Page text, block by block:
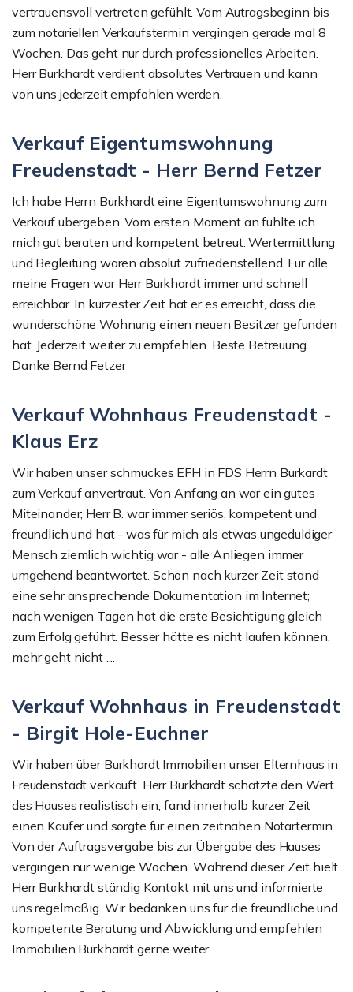
vertrauensvoll vertreten gefühlt. Vom Autragsbeginn bis
zum notariellen Verkaufstermin vergingen gerade mal 8
Wochen. Das geht nur durch professionelles Arbeiten.
Herr Burkhardt verdient absolutes Vertrauen und kann
von uns jederzeit empfohlen werden.
Verkauf Eigentumswohnung
Freudenstadt - Herr Bernd Fetzer
Ich habe Herrn Burkhardt eine Eigentumswohnung zum
Verkauf übergeben. Vom ersten Moment an fühlte ich
mich gut beraten und kompetent betreut. Wertermittlung
und Begleitung waren absolut zufriedenstellend. Für alle
meine Fragen war Herr Burkhardt immer und schnell
erreichbar. In kürzester Zeit hat er es erreicht, dass die
wunderschöne Wohnung einen neuen Besitzer gefunden
hat. Jederzeit weiter zu empfehlen. Beste Betreuung.
Danke Bernd Fetzer
Verkauf Wohnhaus Freudenstadt -
Klaus Erz
Wir haben unser schmuckes EFH in FDS Herrn Burkardt
zum Verkauf anvertraut. Von Anfang an war ein gutes
Miteinander; Herr B. war immer seriös, kompetent und
freundlich und hat - was für mich als etwas ungeduldiger
Mensch ziemlich wichtig war - alle Anliegen immer
umgehend beantwortet. Schon nach kurzer Zeit stand
eine sehr ansprechende Dokumentation im Internet;
nach wenigen Tagen hat die erste Besichtigung gleich
zum Erfolg geführt. Besser hätte es nicht laufen können,
mehr geht nicht ....
Verkauf Wohnhaus in Freudenstadt
- Birgit Hole-Euchner
Wir haben über Burkhardt Immobilien unser Elternhaus in
Freudenstadt verkauft. Herr Burkhardt schätzte den Wert
des Hauses realistisch ein, fand innerhalb kurzer Zeit
einen Käufer und sorgte für einen zeitnahen Notartermin.
Von der Auftragsvergabe bis zur Übergabe des Hauses
vergingen nur wenige Wochen. Während dieser Zeit hielt
Herr Burkhardt ständig Kontakt mit uns und informierte
uns regelmäßig. Wir bedanken uns für die freundliche und
kompetente Beratung und Abwicklung und empfehlen
Immobilien Burkhardt gerne weiter.